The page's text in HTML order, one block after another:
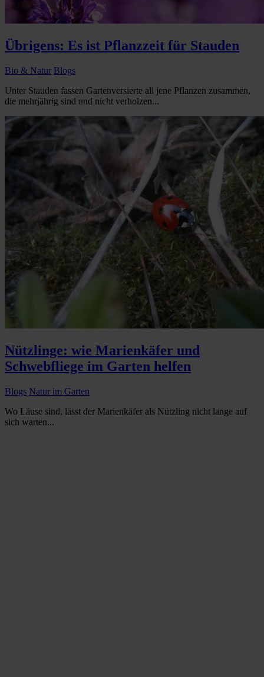
Übrigens: Es ist Pflanzzeit für Stauden
Bio & Natur Blogs
Unter Stauden fassen Gartenversierte all jene Pflanzen zusammen,
die mehrjährig sind und nicht verholzen...
Nützlinge: wie Marienkäfer und
Schwebfliege im Garten helfen
Blogs Natur im Garten
Wo Läuse sind, lässt der Marienkäfer als Nützling nicht lange auf
sich warten...